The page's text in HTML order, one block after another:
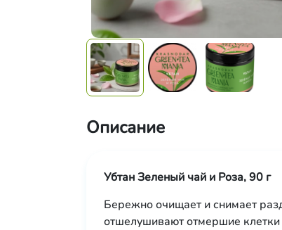
Описание
Убтан Зеленый чай и Роза, 90 г
Бережно очищает и снимает
отшелушивают отмершие